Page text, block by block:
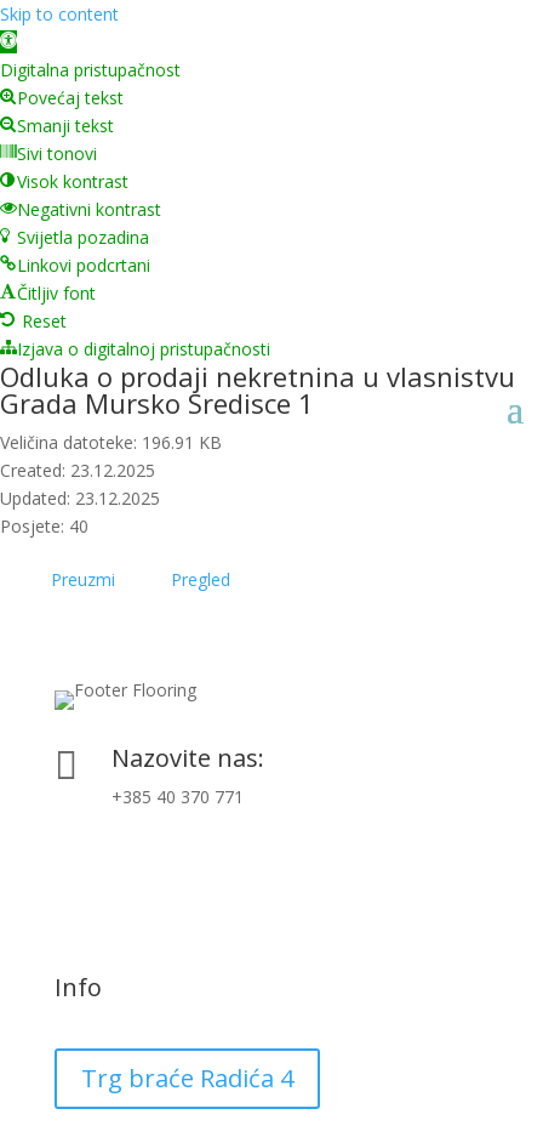
Skip to content
Open toolbar
Digitalna pristupačnost
Povećaj tekst
Smanji tekst
Sivi tonovi
Visok kontrast
Negativni kontrast
Svijetla pozadina
Linkovi podcrtani
Čitljiv font
Reset
Izjava o digitalnoj pristupačnosti
Odluka o prodaji nekretnina u vlasnistvu
Grada Mursko Sredisce 1
Veličina datoteke: 196.91 KB
Created: 23.12.2025
Updated: 23.12.2025
Posjete: 40
Preuzmi Pregled
 Nazovite nas:
+385 40 370 771
Info
Trg braće Radića 4